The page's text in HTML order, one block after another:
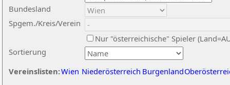
Sortierung
Bundesland
Spgem./Kreis/Verein
Nur "österreichische" Spieler
Vereinslisten:Wien Niederösterreich Burgenland